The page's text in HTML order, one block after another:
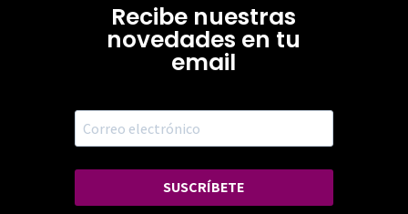
Recibe nuestras
novedades en tu
email
SUSCRÍBETE